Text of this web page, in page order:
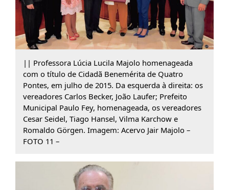
|| Professora Lúcia Lucila Majolo homenageada
com o título de Cidadã Benemérita de Quatro
Pontes, em julho de 2015. Da esquerda à direita: os
vereadores Carlos Becker, João Laufer; Prefeito
Municipal Paulo Fey, homenageada, os vereadores
Cesar Seidel, Tiago Hansel, Vilma Karchow e
Romaldo Görgen. Imagem: Acervo Jair Majolo –
FOTO 11 –